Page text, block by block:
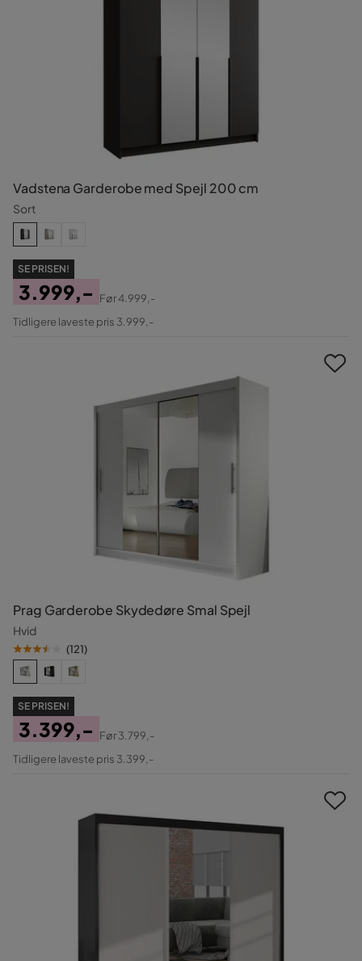
Vadstena Garderobe med Spejl 200 cm
Sort
SE PRISEN!
Pris
3.999,-
Original
Før4.999,-
Tidligere laveste pris 3.999,-
Prag Garderobe Skydedøre Smal Spejl
Hvid
(121)
SE PRISEN!
Pris
3.399,-
Original
Før3.799,-
Tidligere laveste pris 3.399,-